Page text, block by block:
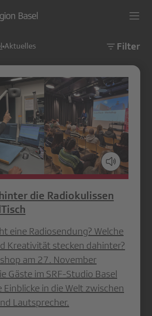
Aktuelles Filter
die Radiokulissen
eine Radiosendung? Welche
Kreativität stecken dahinter?
am 27. November
Gäste im SRF-Studio Basel
Einblicke in die Welt zwischen
Lautsprecher.